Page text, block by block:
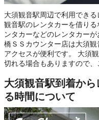
大須観音駅周辺で利用でき
観音駅のレンタカーを借り
ンタカーなどのレンタカー
橋ＳＳカウンター店は大須観
アクセスが便利です。 大須
切れる場合もありますので、
大須観音駅到着か
る時間について